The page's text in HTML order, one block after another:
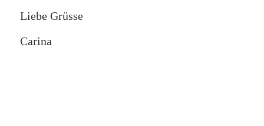
Liebe Grüsse
Carina